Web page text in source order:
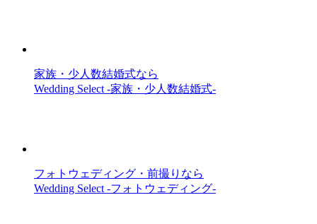
家族・少人数結婚式なら
Wedding Select -家族・少人数結婚式-
フォトウェディング・前撮りなら
Wedding Select -フォトウェディング-